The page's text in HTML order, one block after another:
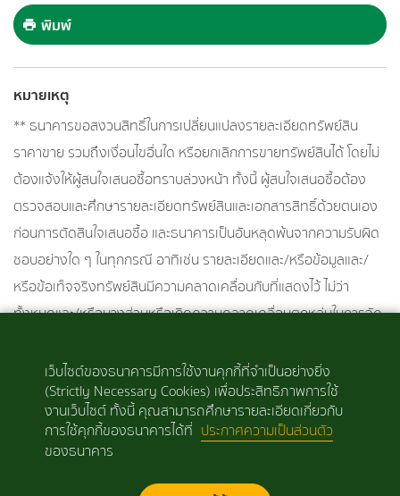
พิมพ์
หมายเหตุ
** ธนาคารขอสงวนสิทธิ์ในการเปลี่ยนแปลงรายละเอียดทรัพย์สิน
ราคาขาย รวมถึงเงื่อนไขอื่นใด หรือยกเลิกการขายทรัพย์สินได้ โดยไม่
ต้องแจ้งให้ผู้สนใจเสนอซื้อทราบล่วงหน้า ทั้งนี้ ผู้สนใจเสนอซื้อต้อง
ตรวจสอบและศึกษารายละเอียดทรัพย์สินและเอกสารสิทธิ์ด้วยตนเอง
ก่อนการตัดสินใจเสนอซื้อ และธนาคารเป็นอันหลุดพ้นจากความรับผิด
ชอบอย่างใด ๆ ในทุกกรณี อาทิเช่น รายละเอียดและ/หรือข้อมูลและ/
หรือข้อเท็จจริงทรัพย์สินมีความคลาดเคลื่อนกับที่แสดงไว้ ไม่ว่า
ทั้งหมดและ/หรือบางส่วนหรือเกิดความคลาดเคลื่อนตกหล่นในการจัด
สนใจทรัพย์สิน ติดต่อ ศูนย์ลูกค้าสัมพันธ์
1302 email : Callcenter_1302@ibank.co.th
เว็บไซต์ของธนาคารมีการใช้งานคุกกี้ที่จำเป็นอย่างยิ่ง
(Strictly Necessary Cookies) เพื่อประสิทธิภาพการใช้
งานเว็บไซต์ ทั้งนี้ คุณสามารถศึกษารายละเอียดเกี่ยวกับ
การใช้คุกกี้ของธนาคารได้ที่ ประกาศความเป็นส่วนตัว
ของธนาคาร